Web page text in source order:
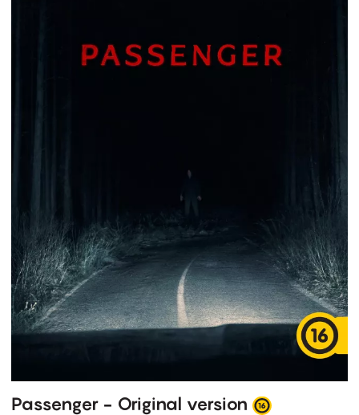
Passenger - Original version